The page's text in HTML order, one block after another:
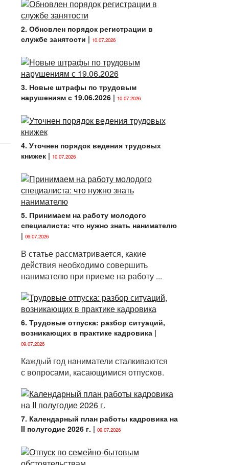
2. Обновлен порядок регистрации в
службе занятости | 10.07.2026
3. Новые штрафы по трудовым
нарушениям с 19.06.2026| 10.07.2026
4. Уточнен порядок ведения трудовых
книжек| 10.07.2026
5. Принимаем на работу молодого
специалиста: что нужно знать нанимателю
| 09.07.2026
В статье рассматривается, какие
действия необходимо совершить
нанимателю при приеме на работу ...
6. Трудовые отпуска: разбор ситуаций,
возникающих в практике кадровика|
09.07.2026
Каждый год наниматели сталкиваются
с вопросами, касающимися отпусков.
7. Календарный план работы кадровика на
II полугодие 2026 г. | 09.07.2026